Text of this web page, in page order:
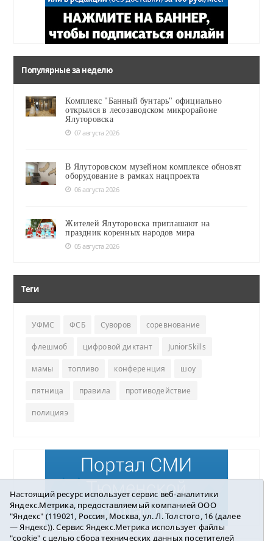
Популярные за неделю
Комплекс "Банный бунтарь" официально
открылся в лесозаводском микрорайоне
Ялуторовска
07 августа 2026
В Ялуторовском музейном комплексе обновят
оборудование в рамках нацпроекта
06 августа 2026
Жителей Ялуторовска приглашают на
праздник коренных народов мира
05 августа 2026
Теги
УФМС ФСБ Суворов соревнование
флешмоб цифровой диктант JuniorSkills
мамы топливо конференция шоу
пятница правила противодействие
полицияэ
Настоящий ресурс использует сервис веб-аналитики
Яндекс.Метрика, предоставляемый компанией ООО
"Яндекс" (119021, Россия, Москва, ул. Л. Толстого, 16 (далее
— Яндекс)). Сервис Яндекс.Метрика использует файлы
"cookie" с целью сбора технических данных посетителей